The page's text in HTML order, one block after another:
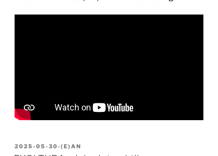
2025-05-30-(E)AN